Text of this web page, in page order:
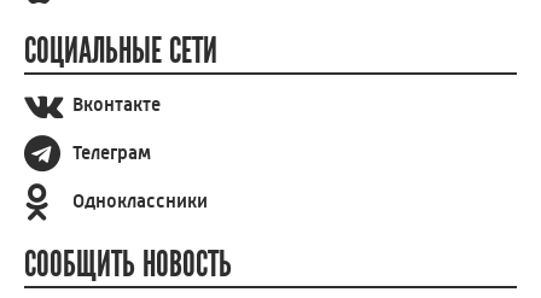
СОЦИАЛЬНЫЕ СЕТИ
Вконтакте
Телеграм
Одноклассники
СООБЩИТЬ НОВОСТЬ